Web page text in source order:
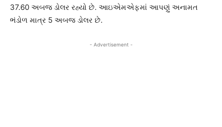
37.60 અબજ ડોલર રહ્યો છે. આઇએમએફમાં આપણું અનામત
ભંડોળ માત્ર 5 અબજ ડોલર છે.
- Advertisement -